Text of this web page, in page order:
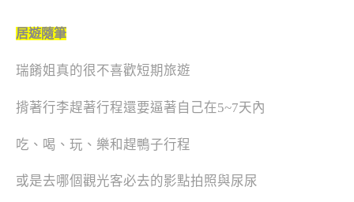
居遊隨筆
瑞餚姐真的很不喜歡短期旅遊
揹著行李趕著行程還要逼著自己在5~7天內
吃、喝、玩、樂和趕鴨子行程
或是去哪個觀光客必去的影點拍照與尿尿